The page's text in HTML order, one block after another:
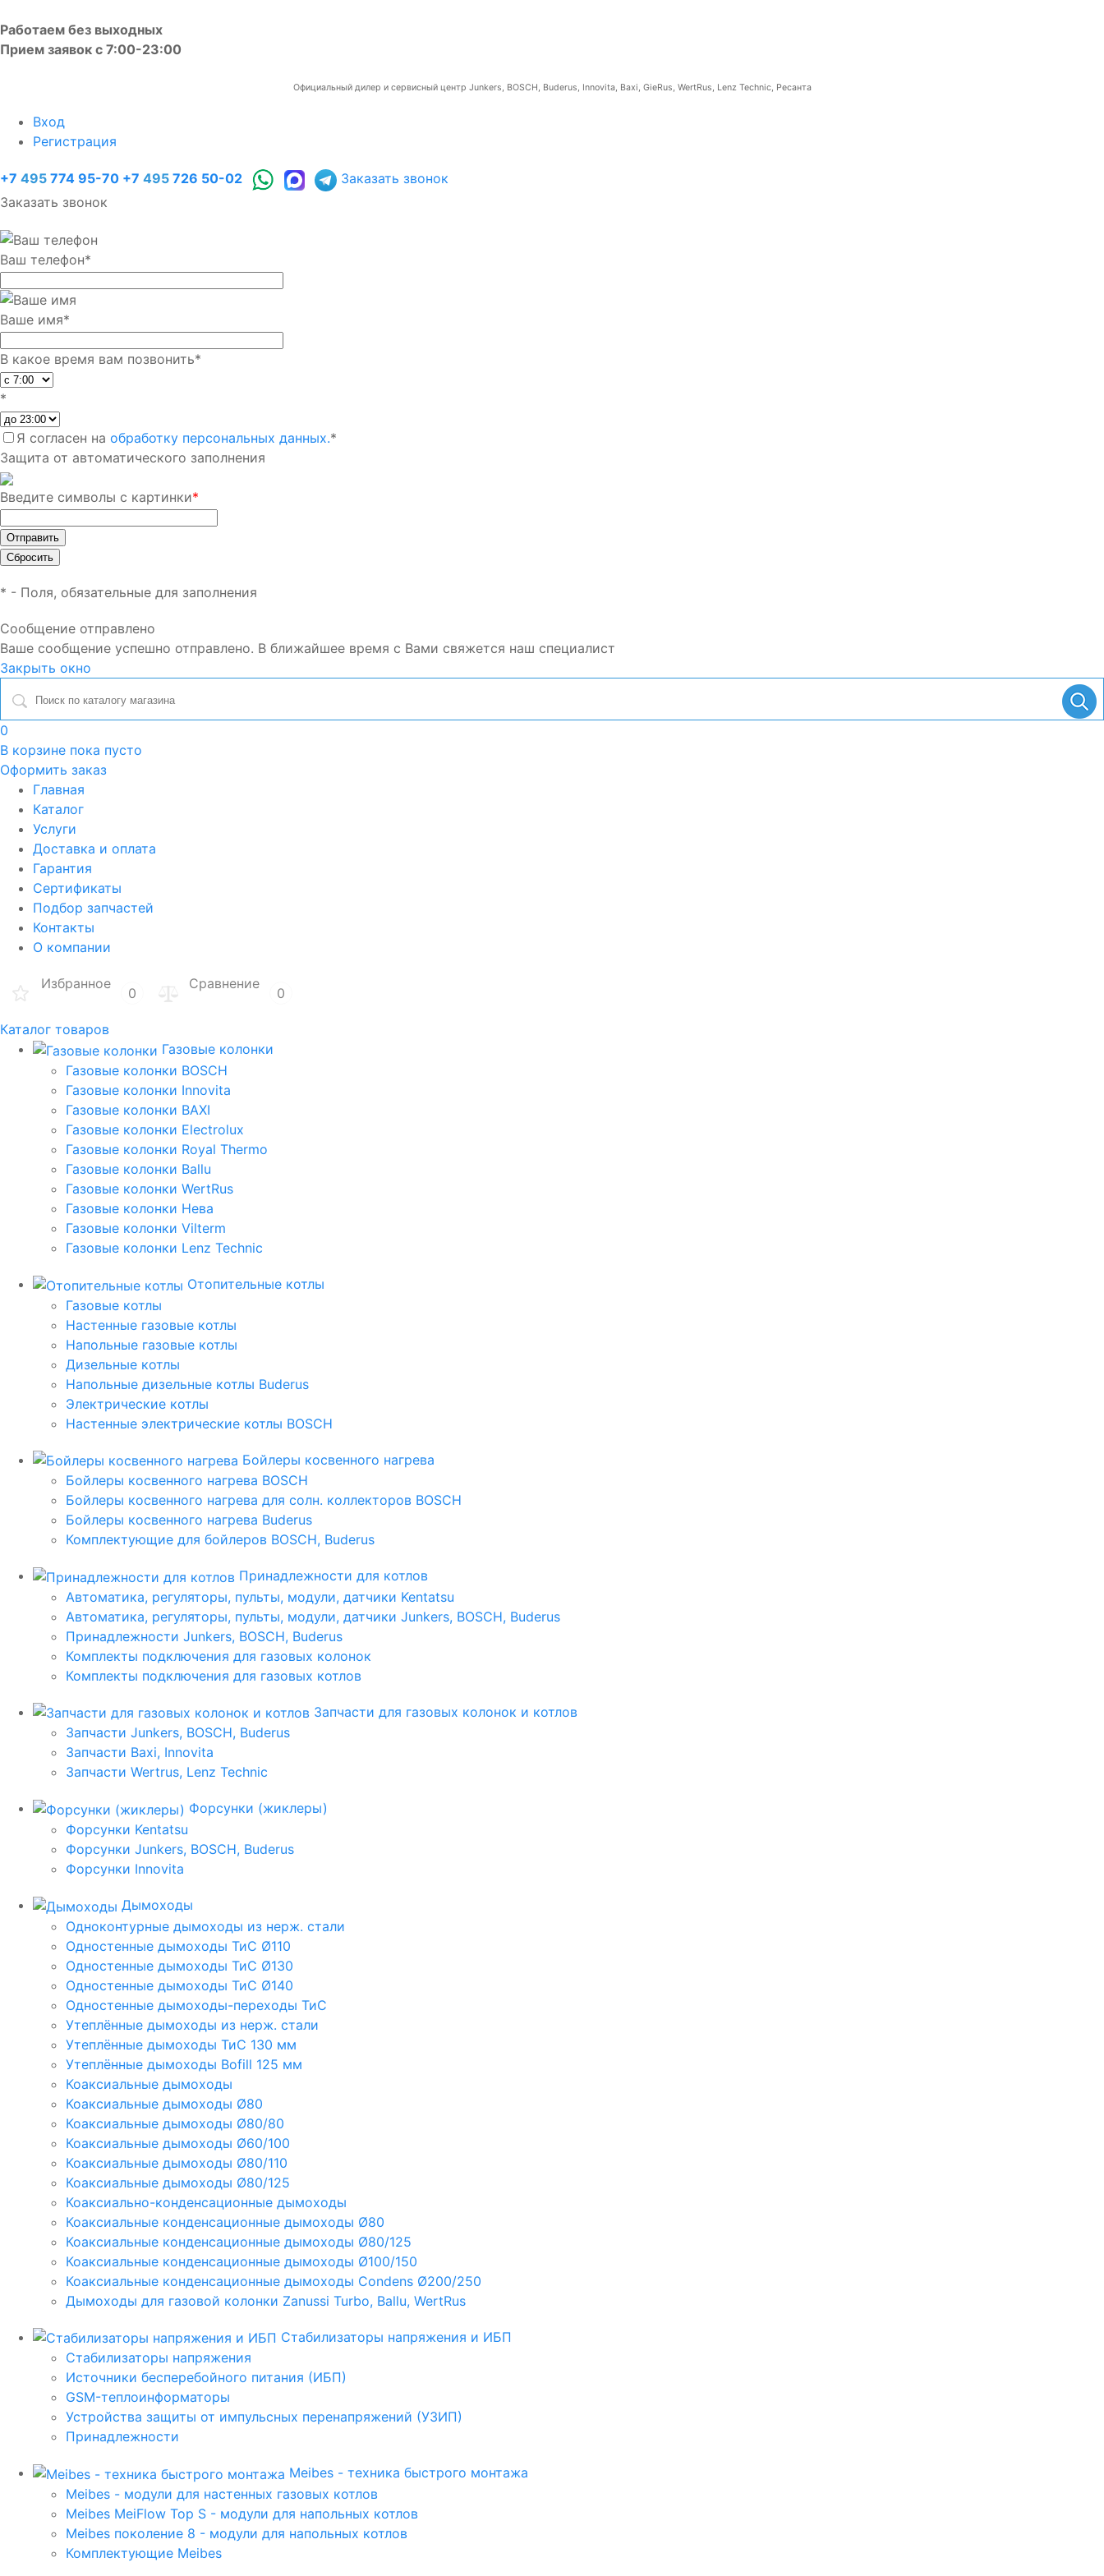
Работаем без выходных
Прием заявок с 7:00-23:00
Официальный дилер и сервисный центр Junkers, BOSCH, Buderus, Innovita, Baxi, GieRus, WertRus, Lenz Technic, Ресанта
Вход
Регистрация
+7 495 774 95-70 +7 495 726 50-02
Заказать звонок
Заказать звонок
Ваш телефон*
Ваше имя*
В какое время вам позвонить*
*
Я согласен на обработку персональных данных.*
Защита от автоматического заполнения
Введите символы с картинки*
* - Поля, обязательные для заполнения
Сообщение отправлено
Ваше сообщение успешно отправлено. В ближайшее время с Вами свяжется наш специалист
Закрыть окно
0
В корзине пока пусто
Оформить заказ
Главная
Каталог
Услуги
Доставка и оплата
Гарантия
Сертификаты
Подбор запчастей
Контакты
О компании
Избранное
0
Сравнение
0
Каталог товаров
Газовые колонки
Газовые колонки BOSCH
Газовые колонки Innovita
Газовые колонки BAXI
Газовые колонки Electrolux
Газовые колонки Royal Thermo
Газовые колонки Ballu
Газовые колонки WertRus
Газовые колонки Нева
Газовые колонки Vilterm
Газовые колонки Lenz Technic
Отопительные котлы
Газовые котлы
Настенные газовые котлы
Напольные газовые котлы
Дизельные котлы
Напольные дизельные котлы Buderus
Электрические котлы
Настенные электрические котлы BOSCH
Бойлеры косвенного нагрева
Бойлеры косвенного нагрева BOSCH
Бойлеры косвенного нагрева для солн. коллекторов BOSCH
Бойлеры косвенного нагрева Buderus
Комплектующие для бойлеров BOSCH, Buderus
Принадлежности для котлов
Автоматика, регуляторы, пульты, модули, датчики Kentatsu
Автоматика, регуляторы, пульты, модули, датчики Junkers, BOSCH, Buderus
Принадлежности Junkers, BOSCH, Buderus
Комплекты подключения для газовых колонок
Комплекты подключения для газовых котлов
Запчасти для газовых колонок и котлов
Запчасти Junkers, BOSCH, Buderus
Запчасти Baxi, Innovita
Запчасти Wertrus, Lenz Technic
Форсунки (жиклеры)
Форсунки Kentatsu
Форсунки Junkers, BOSCH, Buderus
Форсунки Innovita
Дымоходы
Одноконтурные дымоходы из нерж. стали
Одностенные дымоходы ТиС Ø110
Одностенные дымоходы ТиС Ø130
Одностенные дымоходы ТиС Ø140
Одностенные дымоходы-переходы ТиС
Утеплённые дымоходы из нерж. стали
Утеплённые дымоходы ТиС 130 мм
Утеплённые дымоходы Bofill 125 мм
Коаксиальные дымоходы
Коаксиальные дымоходы Ø80
Коаксиальные дымоходы Ø80/80
Коаксиальные дымоходы Ø60/100
Коаксиальные дымоходы Ø80/110
Коаксиальные дымоходы Ø80/125
Коаксиально-конденсационные дымоходы
Коаксиальные конденсационные дымоходы Ø80
Коаксиальные конденсационные дымоходы Ø80/125
Коаксиальные конденсационные дымоходы Ø100/150
Коаксиальные конденсационные дымоходы Condens Ø200/250
Дымоходы для газовой колонки Zanussi Turbo, Ballu, WertRus
Стабилизаторы напряжения и ИБП
Стабилизаторы напряжения
Источники бесперебойного питания (ИБП)
GSM-теплоинформаторы
Устройства защиты от импульсных перенапряжений (УЗИП)
Принадлежности
Meibes - техника быстрого монтажа
Meibes - модули для настенных газовых котлов
Meibes MeiFlow Top S - модули для напольных котлов
Meibes поколение 8 - модули для напольных котлов
Комплектующие Meibes